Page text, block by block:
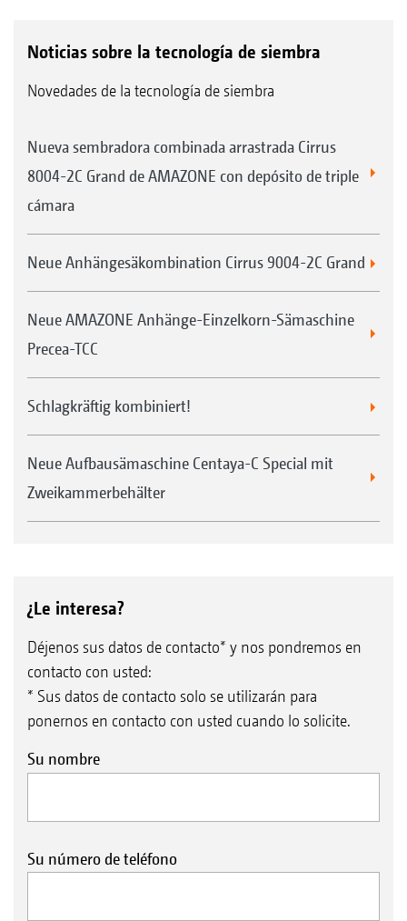
Noticias sobre la tecnología de siembra
Novedades de la tecnología de siembra
Nueva sembradora combinada arrastrada Cirrus
8004-2C Grand de AMAZONE con depósito de triple
cámara
Neue Anhängesäkombination Cirrus 9004-2C Grand
Neue AMAZONE Anhänge-Einzelkorn-Sämaschine
Precea-TCC
Schlagkräftig kombiniert!
Neue Aufbausämaschine Centaya-C Special mit
Zweikammerbehälter
¿Le interesa?
Déjenos sus datos de contacto* y nos pondremos en
contacto con usted:
* Sus datos de contacto solo se utilizarán para
ponernos en contacto con usted cuando lo solicite.
Su nombre
Su número de teléfono